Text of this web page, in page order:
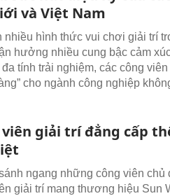
và Việt Nam
nhiều hình thức vui chơi giải trí
hưởng nhiều cung bậc cảm
tính trải nghiệm, các công
cho ngành công nghiệp
viên giải trí đẳng cấp
ngang những công viên
giải trí mang thương hiệu Sun